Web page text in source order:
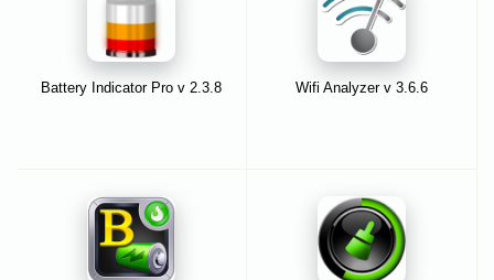
Battery Indicator Pro v 2.3.8 Wifi Analyzer v 3.6.6